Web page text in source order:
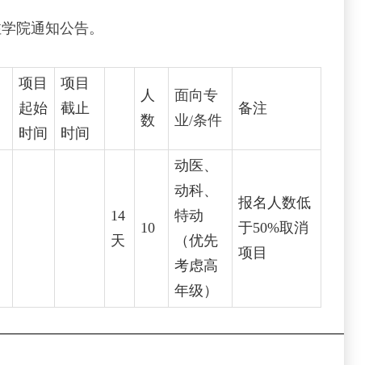
院通知公告。
项目
起始
时间
项目
截止
时间
人
数
面向专
业/条件
备注
14
天
10
动医、
动科、
特动
（优先
考虑高
年级）
报名人数低
于50%取消
项目